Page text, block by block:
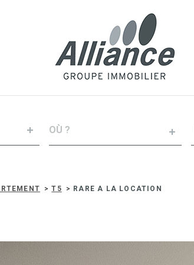
T5 RARE A LA LOCATION